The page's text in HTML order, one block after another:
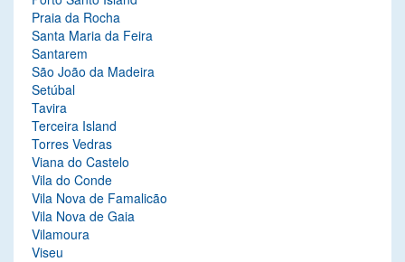
Praia da Rocha
Santa Maria da Feira
Santarem
São João da Madeira
Setúbal
Tavira
Terceira Island
Torres Vedras
Viana do Castelo
Vila do Conde
Vila Nova de Famalicão
Vila Nova de Gaia
Vilamoura
Viseu